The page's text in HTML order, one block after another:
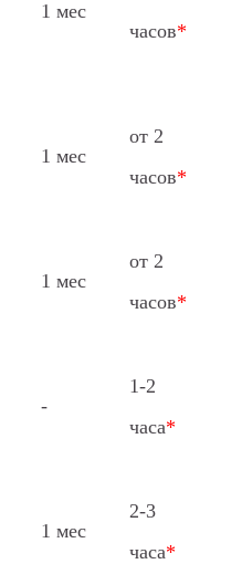
1 мес
часов*
1 мес
от 2
часов*
1 мес
от 2
часов*
-
1-2
часа*
1 мес
2-3
часа*